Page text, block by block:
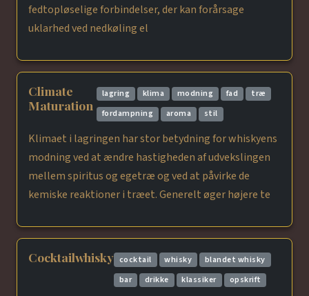
fedtopløselige forbindelser, der kan forårsage
uklarhed ved nedkøling el
Climate
Maturation
lagring klima modning fad
træ
fordampning
aroma stil
Klimaet i lagringen har stor betydning for whiskyens
modning ved at ændre hastigheden af udvekslingen
mellem spiritus og egetræ og ved at påvirke de
kemiske reaktioner i træet. Generelt øger højere te
Cocktailwhisky cocktail whisky
blandet whisky
bar
drikke klassiker opskrift